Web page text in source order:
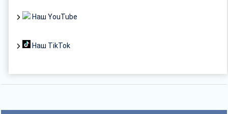
Наш YouTube
Наш TikTok